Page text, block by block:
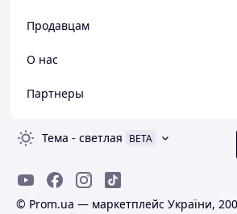
Продавцам
О нас
Партнеры
Тема - светлая BETA
© Prom.ua — маркетплейс України,